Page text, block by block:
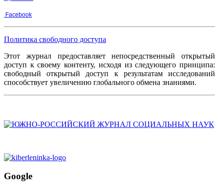
Facebook
Политика свободного доступа
Этот журнал предоставляет непосредственный открытый
доступ к своему контенту, исходя из следующего принципа:
свободный открытый доступ к результатам исследований
способствует увеличению глобального обмена знаниями.
Google